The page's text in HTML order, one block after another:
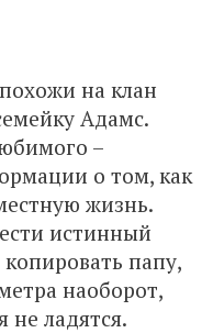
на клан
Адамс.
–
о том, как
жизнь.
истинный
папу,
наоборот,
не ладятся.